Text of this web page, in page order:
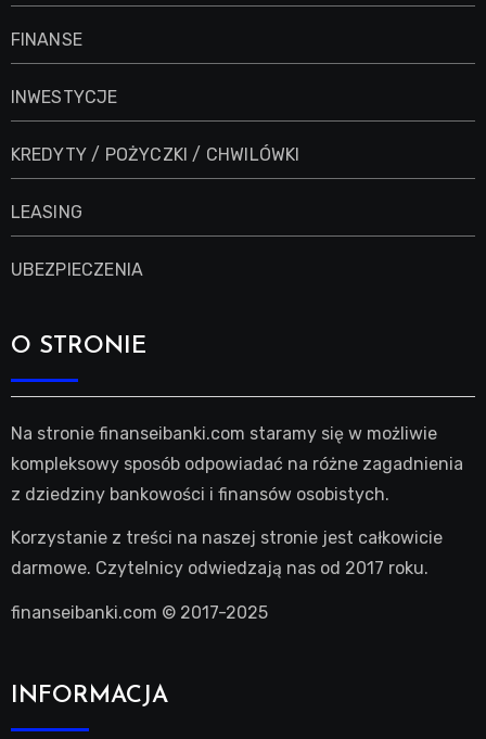
FINANSE
INWESTYCJE
KREDYTY / POŻYCZKI / CHWILÓWKI
LEASING
UBEZPIECZENIA
O STRONIE
Na stronie finanseibanki.com staramy się w możliwie
kompleksowy sposób odpowiadać na różne zagadnienia
z dziedziny bankowości i finansów osobistych.
Korzystanie z treści na naszej stronie jest całkowicie
darmowe. Czytelnicy odwiedzają nas od 2017 roku.
finanseibanki.com © 2017-2025
INFORMACJA